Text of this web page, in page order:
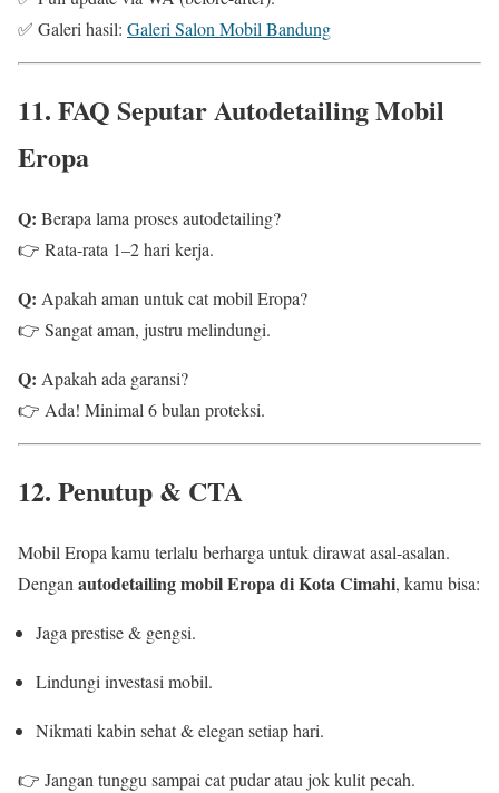
✅ Galeri hasil: Galeri Salon Mobil Bandung
11. FAQ Seputar Autodetailing Mobil
Eropa
Q: Berapa lama proses autodetailing?
👉 Rata-rata 1–2 hari kerja.
Q: Apakah aman untuk cat mobil Eropa?
👉 Sangat aman, justru melindungi.
Q: Apakah ada garansi?
👉 Ada! Minimal 6 bulan proteksi.
12. Penutup & CTA
Mobil Eropa kamu terlalu berharga untuk dirawat asal-asalan.
Dengan autodetailing mobil Eropa di Kota Cimahi, kamu bisa:
Jaga prestise & gengsi.
Lindungi investasi mobil.
Nikmati kabin sehat & elegan setiap hari.
👉 Jangan tunggu sampai cat pudar atau jok kulit pecah.